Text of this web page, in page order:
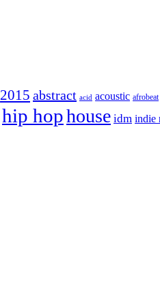
2015 abstract acid acoustic afrobeat
hip hophouse idm indie